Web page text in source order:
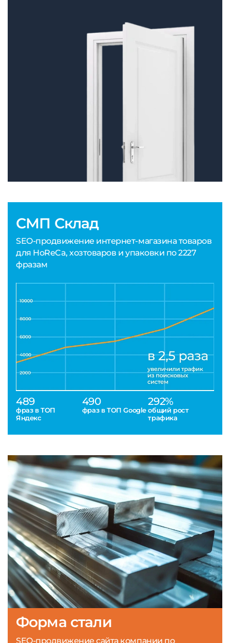
СМП Склад
SEO-продвижение интернет-магазина товаров
для HoReCa, хозтоваров и упаковки по 2227
фразам
489
фраз в ТОП
Яндекс
490
фраз в ТОП Google
292%
общий рост
трафика
Форма стали
SEO-продвижение сайта компании по